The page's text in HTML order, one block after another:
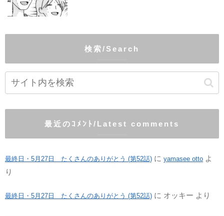
検索/Search
最近のｺﾒﾝﾄ/Latest comments
最終日・5月27日 たくさんのありがとう (第52話) に yamasee otto よ
り
最終日・5月27日 たくさんのありがとう (第52話) に オッキー より